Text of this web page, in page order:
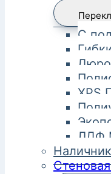
С
XPS
ЛДФ